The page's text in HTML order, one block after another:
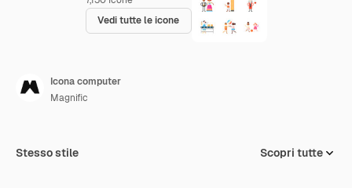
Vedi tutte le icone
Icona computer
Magnific
Stesso stile Scopri tutte